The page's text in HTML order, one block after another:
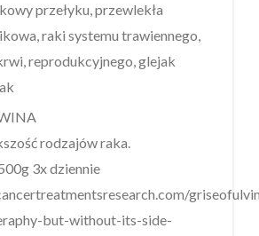
przełyku, przewlekła
raki systemu trawiennego,
reprodukcyjnego, glejak
rodzajów raka.
3x dziennie
but-without-its-side-